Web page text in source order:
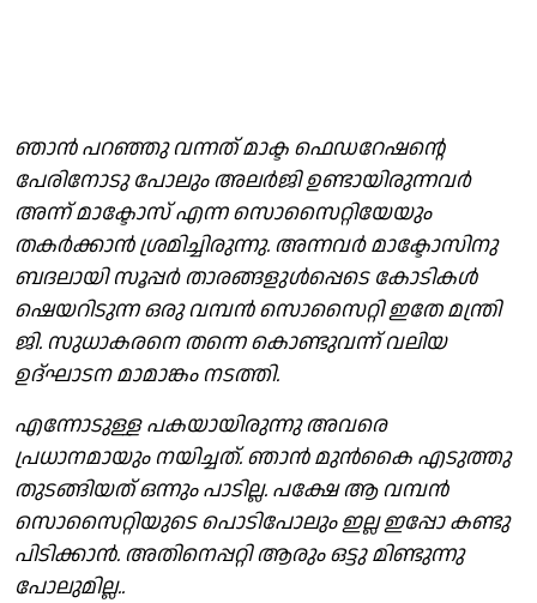
ഞാൻ പറഞ്ഞു വന്നത് മാക്ട ഫെഡറേഷന്റെ
പേരിനോടു പോലും അലർജി ഉണ്ടായിരുന്നവർ
അന്ന് മാക്ടോസ് എന്ന സൊസൈറ്റിയേയും
തകർക്കാൻ ശ്രമിച്ചിരുന്നു. അന്നവർ മാക്ടോസിനു
ബദലായി സൂപ്പർ താരങ്ങളുൾപ്പെടെ കോടികൾ
ഷെയറിടുന്ന ഒരു വമ്പൻ സൊസൈറ്റി ഇതേ മന്ത്രി
ജി. സുധാകരനെ തന്നെ കൊണ്ടുവന്ന് വലിയ
ഉദ്ഘാടന മാമാങ്കം നടത്തി.
എന്നോടുള്ള പകയായിരുന്നു അവരെ
പ്രധാനമായും നയിച്ചത്. ഞാൻ മുൻകൈ എടുത്തു
തുടങ്ങിയത് ഒന്നും പാടില്ല. പക്ഷേ ആ വമ്പൻ
സൊസൈറ്റിയുടെ പൊടിപോലും ഇല്ല ഇപ്പോ കണ്ടു
പിടിക്കാൻ. അതിനെപ്പറ്റി ആരും ഒട്ടു മിണ്ടുന്നു
പോലുമില്ല..